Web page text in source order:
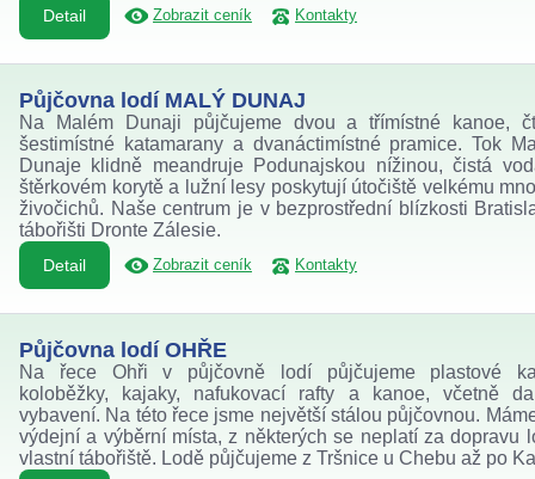
Detail Zobrazit ceník Kontakty
Půjčovna lodí MALÝ DUNAJ
Na Malém Dunaji půjčujeme dvou a třímístné kanoe,
šestimístné katamarany a dvanáctimístné pramice. Tok
Dunaje klidně meandruje Podunajskou nížinou, čistá
štěrkovém korytě a lužní lesy poskytují útočiště velkému
živočichů. Naše centrum je v bezprostřední blízkosti
tábořišti Dronte Zálesie.
Detail Zobrazit ceník Kontakty
Půjčovna lodí OHŘE
Na řece Ohři v půjčovně lodí půjčujeme plastové
koloběžky, kajaky, nafukovací rafty a kanoe, včetně
vybavení. Na této řece jsme největší stálou půjčovnou.
výdejní a výběrní místa, z některých se neplatí za dopravu
vlastní tábořiště. Lodě půjčujeme z Tršnice u Chebu až po